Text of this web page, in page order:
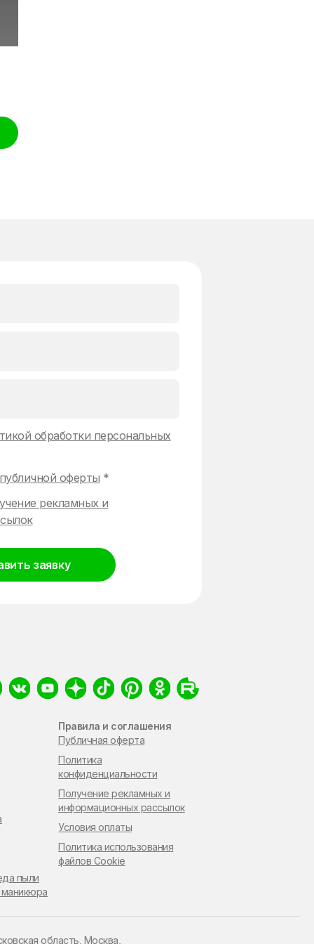
обработки персональных
оферты *
рекламных и
заявку
пыли
Правила и соглашения
Публичная оферта
Политика
конфиденциальности
Получение рекламных и
информационных рассылок
Условия оплаты
Политика использования
файлов Cookie
область, Москва,